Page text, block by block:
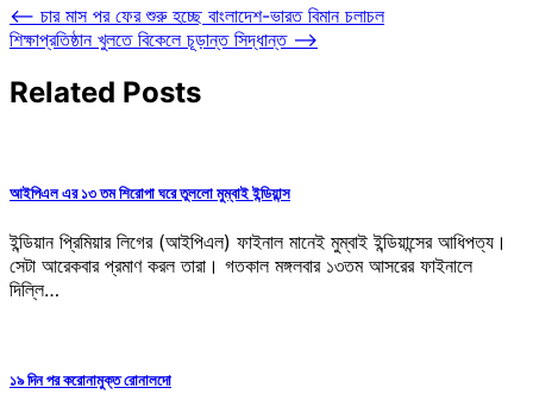
Post
navigation
⟵ চার মাস পর ফের শুরু হচ্ছে বাংলাদেশ-ভারত বিমান চলাচল
শিক্ষাপ্রতিষ্ঠান খুলতে বিকেলে চূড়ান্ত সিদ্ধান্ত ⟶
Related Posts
আইপিএল এর ১৩ তম শিরোপা ঘরে তুললো মুম্বাই ইন্ডিয়ান্স
ইন্ডিয়ান প্রিমিয়ার লিগের (আইপিএল) ফাইনাল মানেই মুম্বাই ইন্ডিয়ান্সের আধিপত্য।
সেটা আরেকবার প্রমাণ করল তারা। গতকাল মঙ্গলবার ১৩তম আসরের ফাইনালে
দিল্লি…
১৯ দিন পর করোনামুক্ত রোনালদো